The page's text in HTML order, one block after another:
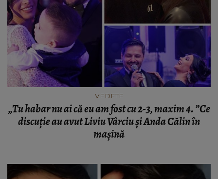
VEDETE
„Tu habar nu ai că eu am fost cu 2-3, maxim 4. ”Ce
discuție au avut Liviu Vârciu și Anda Călin în
mașină